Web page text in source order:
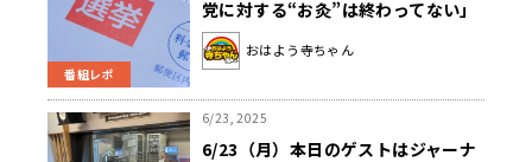
番組レポ
党に対する“お灸”は終わってない」
おはよう寺ちゃん
6/23, 2025
6/23（月）本日のゲストはジャーナ